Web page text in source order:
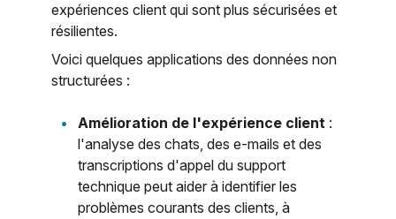
expériences client qui sont plus sécurisées et
résilientes.
Voici quelques applications des données non
structurées :
Amélioration de l'expérience client:
l'analyse des chats, des e-mails et des
transcriptions d'appel du support
technique peut aider à identifier les
problèmes courants des clients, à